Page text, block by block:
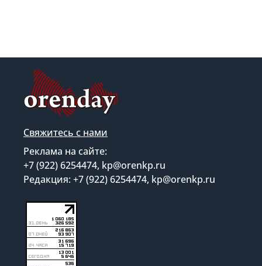
Свяжитесь с нами
Реклама на сайте:
+7 (922) 6254474, kp@orenkp.ru
Редакция: +7 (922) 6254474, kp@orenkp.ru